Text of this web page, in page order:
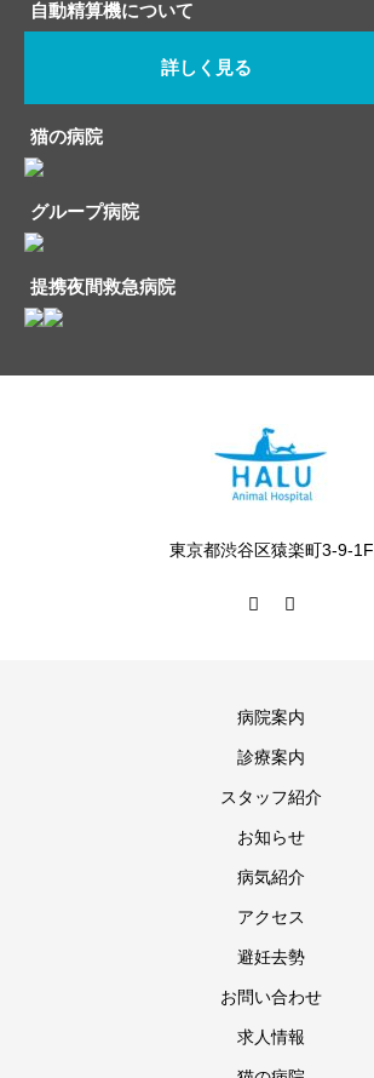
自動精算機について
詳しく見る
猫の病院
グループ病院
提携夜間救急病院
東京都渋谷区猿楽町3-9-1F
病院案内
診療案内
スタッフ紹介
お知らせ
病気紹介
アクセス
避妊去勢
お問い合わせ
求人情報